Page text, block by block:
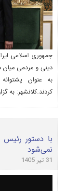
جمهوری اسلامی
دینی و مردمی میان
به عنوان
کردند.کلانشهر: به
با دستور رئیس
نمی‌شود
31 تیر 1405